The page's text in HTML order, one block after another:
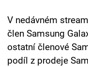
Přihlášení
Sledujte nás
V nedávném
člen Samsung
ostatní členové
podíl z prodeje